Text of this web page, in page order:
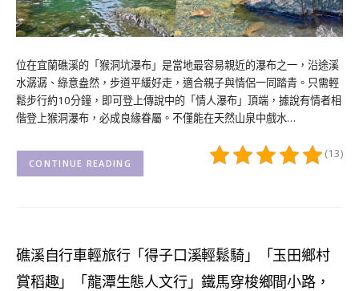
位在宜蘭礁溪的「猴洞坑瀑布」是當地最容易親近的瀑布之一，沿途溪
水潺潺、綠意盎然，步道平緩好走，適合親子與情侶一同踏青。只需輕
鬆步行約10分鐘，即可登上傳說中的「情人瀑布」頂端，據說有情者相
偕登上猴洞瀑布，必成良緣眷屬。不僅能在天然山泉中戲水…
(13)
CONTINUE READING
礁溪自行車輕旅行「得子口溪輕鬆騎」「玉田鄉村
賞稻趣」「龍潭生態人文行」鐵馬穿梭鄉間小路，